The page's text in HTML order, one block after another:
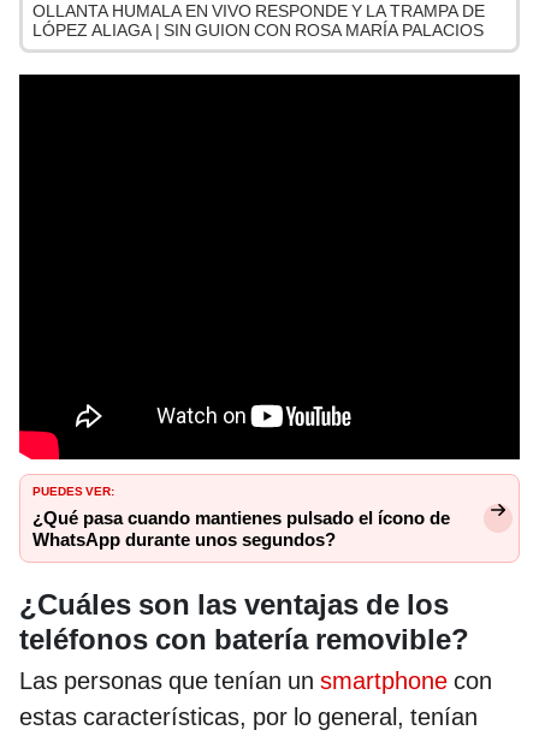
OLLANTA HUMALA EN VIVO RESPONDE Y LA TRAMPA DE
LÓPEZ ALIAGA | SIN GUION CON ROSA MARÍA PALACIOS
PUEDES VER:
¿Qué pasa cuando mantienes pulsado el ícono de
WhatsApp durante unos segundos?
¿Cuáles son las ventajas de los
teléfonos con batería removible?
Las personas que tenían un smartphone con
estas características, por lo general, tenían